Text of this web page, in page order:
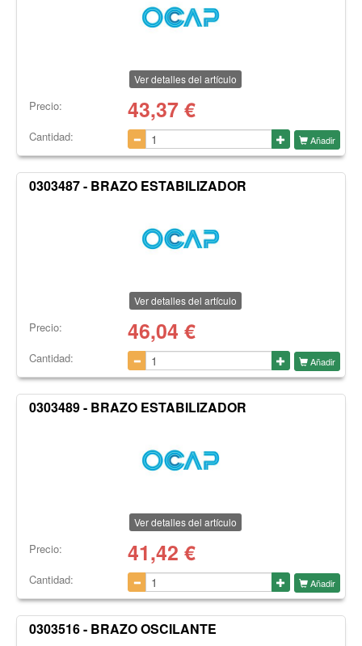
Ver detalles del artículo
Precio: 43,37€
Cantidad: Añadir
0303487 - BRAZO ESTABILIZADOR
Ver detalles del artículo
Precio: 46,04 €
Cantidad: Añadir
0303489 - BRAZO ESTABILIZADOR
Ver detalles del artículo
Precio: 41,42 €
Cantidad: Añadir
0303516 - BRAZO OSCILANTE